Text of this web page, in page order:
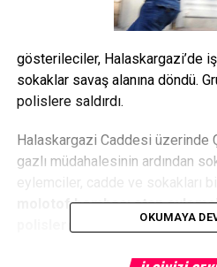
gösterileciler, Halaskargazi’de
sokaklar savaş alanına döndü.
polislere saldırdı.
Halaskargazi Caddesi üzerinde
gazlı müdahalesinin ardından
eylemciler, cadde ve sokakları
molotof bombası atan
polislere de saldırdı.
DİSK kortejine yapılan
OKUMAYA